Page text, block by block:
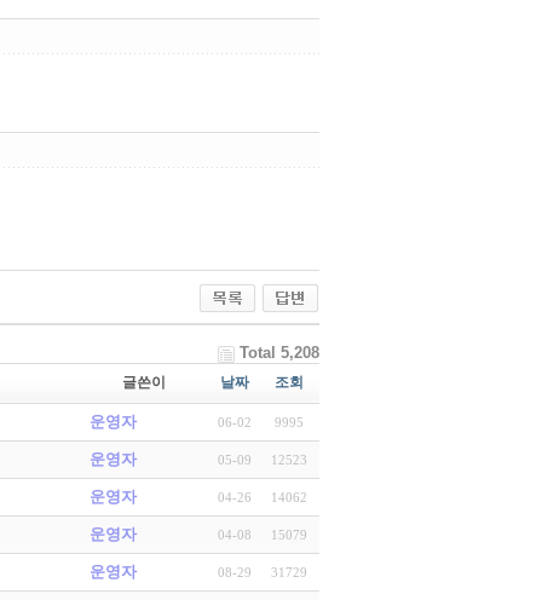
Total 5,208
글쓴이 날짜 조회
운영자 06-02 9995
운영자 05-09 12523
운영자 04-26 14062
운영자 04-08 15079
운영자 08-29 31729